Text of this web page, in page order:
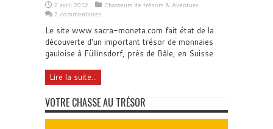
2 avril 2012
Chasseurs de trésors & Aventure
2 commentaires
Le site www.sacra-moneta.com fait état de la
découverte d'un important trésor de monnaies
gauloise à Füllinsdorf, près de Bâle, en Suisse
Lire la suite...
VOTRE CHASSE AU TRÉSOR